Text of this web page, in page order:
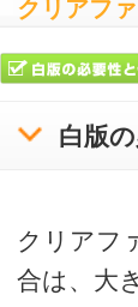
白版の必要
クリアファイ
白い紙に4色
の絵柄の中の
い、その他の